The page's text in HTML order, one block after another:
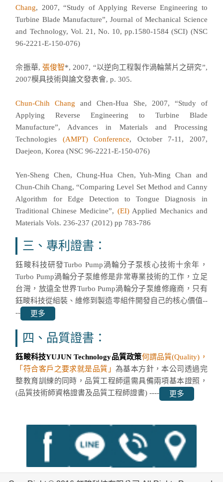
Chang, 2007, “Study of Applying Reverse Engineering to
Turbine Blade Manufacture”, Journal of Mechanical Science
and Technology, Vol. 21, No. 10, pp.1580-1584 (SCI) (NSC
96-2221-E-150-076)
佘振華, 張俊智*, 2007, “以逆向工程製作渦輪葉片之研究”,
2007模具技術與論文發表會, p. 305.
Chun-Chih Chang and Chen-Hua She, 2007, “Study of
Applying Reverse Engineering to Turbine Blade
Manufacture”, Advances in Materials and Processing
Technologies (AMPT) Conference, October 7-11, 2007,
Daejeon, Korea (NSC 96-2221-E-150-076)
Yen-Sheng Chen, Chung-Hua Chen, Yuh-Ming Chan and
Chun-Chih Chang, “Comparing Level Set Method and Canny
Algorithm for Edge Detection to Tongue Diagnosis in
Traditional Chinese Medicine”, (EI)Applied Mechanics and
Materials Vols. 236-237 (2012) pp 783-786
三、專利證書：
鈺畯科技研發Turbo Pump渦輪分子泵核心技術十余年，
Turbo Pump渦輪分子泵維修是非常專業技術的工作，立足
台灣，放遠全世界Turbo Pump渦輪分子泵維修廠商，只有
鈺畯科技從組裝、維修到製造零組件開發自己的核心價值--
--
更多
四、品質證書：
鈺畯科技YUJUN Technology品質政策何謂品質(Quality)，
「符合客戶之要求就是品質」 為基本方針，本公司透過完
整教育訓練的同時，品質工程師還需具備兩項基本證照，
(品質技術師資格證書及品質工程師證書) ----
更多